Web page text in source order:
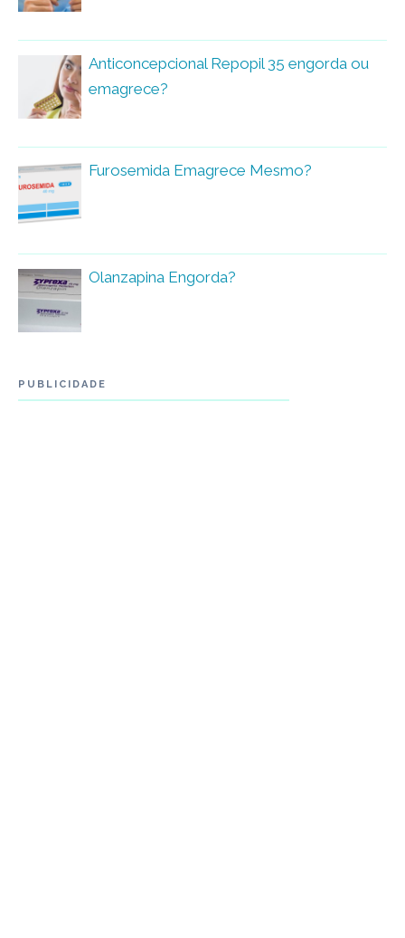
Anticoncepcional Repopil 35 engorda ou
emagrece?
Furosemida Emagrece Mesmo?
Olanzapina Engorda?
PUBLICIDADE